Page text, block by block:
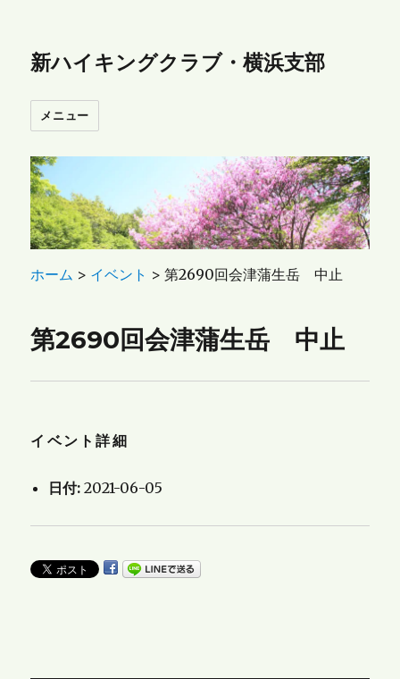
新ハイキングクラブ・横浜支部
メニュー
ホーム > イベント >第2690回会津蒲生岳 中止
第2690回会津蒲生岳 中止
イベント詳細
日付: 2021-06-05